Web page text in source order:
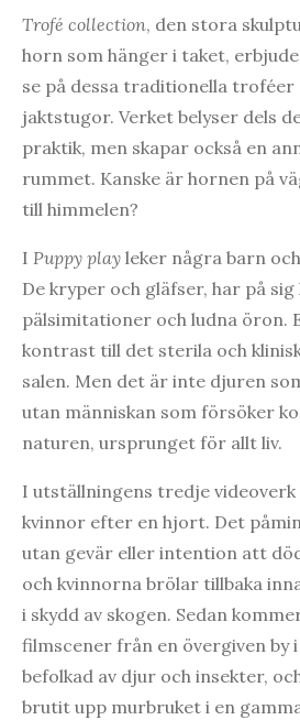
Trofé collection, den stora
horn som hänger i taket,
se på dessa traditionella
jaktstugor. Verket belyser dels
praktik, men skapar också en
rummet. Kanske är hornen på
till himmelen?
I Puppy play leker några barn
De kryper och gläfser, har på
pälsimitationer och ludna öron.
kontrast till det sterila och
salen. Men det är inte djuren
utan människan som försöker
naturen, ursprunget för allt liv.
I utställningens tredje videoverk
kvinnor efter en hjort. Det
utan gevär eller intention att
och kvinnorna brölar tillbaka
i skydd av skogen. Sedan
filmscener från en övergiven by
befolkad av djur och insekter,
brutit upp murbruket i en